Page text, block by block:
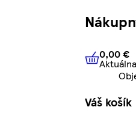
0,00 €
0,00 €
Váš košík